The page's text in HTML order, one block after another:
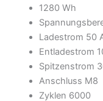
1280 Wh
Ladestrom 50
Entladestrom
Spitzenstrom
Anschluss M8
Zyklen 6000